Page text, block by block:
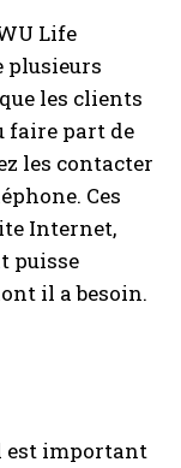
Life
plusieurs
les clients
faire part de
les contacter
Ces
Internet,
puisse
il a besoin.
est important